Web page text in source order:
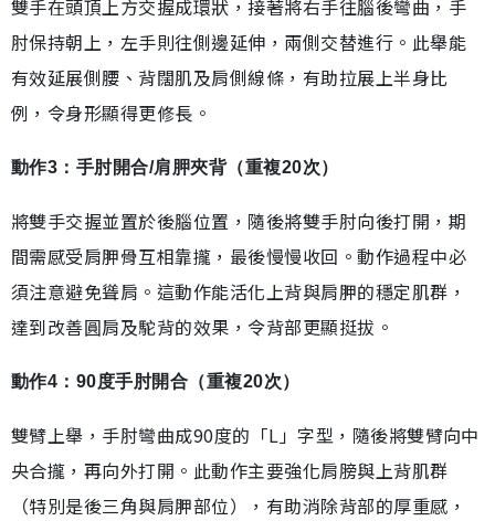
雙手在頭頂上方交握成環狀，接著將右手往腦後彎曲，手
肘保持朝上，左手則往側邊延伸，兩側交替進行。此舉能
有效延展側腰、背闊肌及肩側線條，有助拉展上半身比
例，令身形顯得更修長。
動作3：手肘開合/肩胛夾背（重複20次）
將雙手交握並置於後腦位置，隨後將雙手肘向後打開，期
間需感受肩胛骨互相靠攏，最後慢慢收回。動作過程中必
須注意避免聳肩。這動作能活化上背與肩胛的穩定肌群，
達到改善圓肩及駝背的效果，令背部更顯挺拔。
動作4：90度手肘開合（重複20次）
雙臂上舉，手肘彎曲成90度的「L」字型，隨後將雙臂向中
央合攏，再向外打開。此動作主要強化肩膀與上背肌群
（特別是後三角與肩胛部位），有助消除背部的厚重感，